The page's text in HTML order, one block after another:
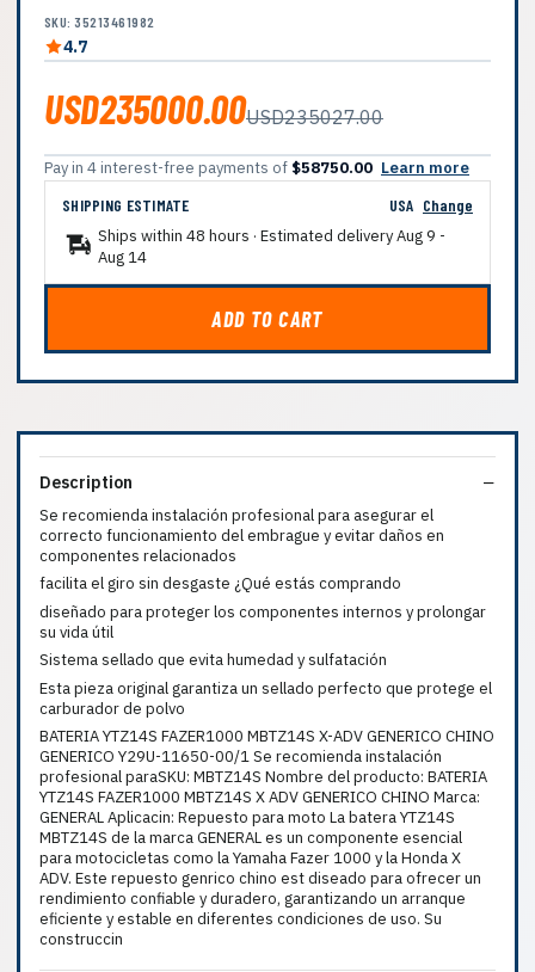
SKU: 35213461982
4.7
USD235000.00USD235027.00
Pay in 4 interest-free payments of $58750.00 Learn more
SHIPPING ESTIMATE
USA Change
Ships within 48 hours · Estimated deliveryAug 9 -
Aug 14
ADD TO CART
Description
Se recomienda instalación profesional para asegurar el
correcto funcionamiento del embrague y evitar daños en
componentes relacionados
facilita el giro sin desgaste ¿Qué estás comprando
diseñado para proteger los componentes internos y prolongar
su vida útil
Sistema sellado que evita humedad y sulfatación
Esta pieza original garantiza un sellado perfecto que protege el
carburador de polvo
BATERIA YTZ14S FAZER1000 MBTZ14S X-ADV GENERICO CHINO
GENERICO Y29U-11650-00/1 Se recomienda instalación
profesional paraSKU: MBTZ14S Nombre del producto: BATERIA
YTZ14S FAZER1000 MBTZ14S X ADV GENERICO CHINO Marca:
GENERAL Aplicacin: Repuesto para moto La batera YTZ14S
MBTZ14S de la marca GENERAL es un componente esencial
para motocicletas como la Yamaha Fazer 1000 y la Honda X
ADV. Este repuesto genrico chino est diseado para ofrecer un
rendimiento confiable y duradero, garantizando un arranque
eficiente y estable en diferentes condiciones de uso. Su
construccin